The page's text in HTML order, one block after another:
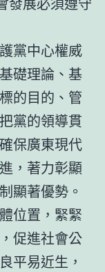
黨中心權威
礎理論、基
的目的、管
黨的領導貫
保廣東現代
，著力彰顯
顯著優勢。
位置，緊緊
促進社會公
平易近生，